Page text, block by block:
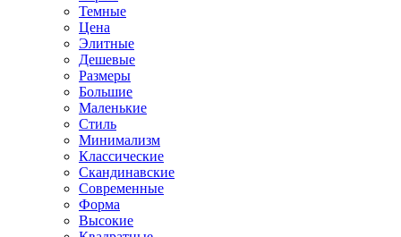
Темные
Цена
Элитные
Дешевые
Размеры
Большие
Маленькие
Стиль
Минимализм
Классические
Скандинавские
Современные
Форма
Высокие